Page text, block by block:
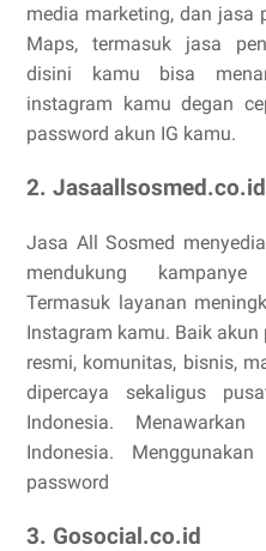
media marketing, dan jasa
Maps, termasuk jasa
disini kamu bisa
instagram kamu degan
password akun IG kamu.
2. Jasaallsosmed.co.id
Jasa All Sosmed
mendukung
Termasuk layanan
Instagram kamu. Baik
resmi, komunitas, bisnis,
dipercaya sekaligus
Indonesia.
Indonesia.
password
3. Gosocial.co.id